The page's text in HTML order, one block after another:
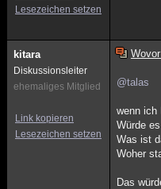
Lesezeichen setzen
kitara
Diskussionsleiter
ehemaliges Mitglied
Link kopieren
Lesezeichen setzen
@talas
wenn ich
Würde
Was ist
Woher
Das